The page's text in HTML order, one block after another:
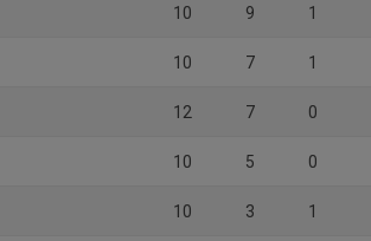
10 9 1
10 7 1
12 7 0
10 5 0
10 3 1